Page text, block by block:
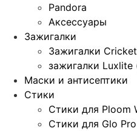
Pandora
Аксессуары
Зажигалки
Зажигалки
зажигалки Luxlite
Маски и антисептики
Стики
Стики для Ploom
Стики для Glo